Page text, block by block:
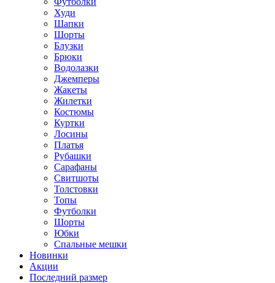
Худи
Шапки
Шорты
Блузки
Брюки
Водолазки
Джемперы
Жакеты
Жилетки
Костюмы
Куртки
Лосины
Платья
Рубашки
Сарафаны
Свитшоты
Толстовки
Топы
Футболки
Шорты
Юбки
Спальные мешки
Новинки
Акции
Последний размер